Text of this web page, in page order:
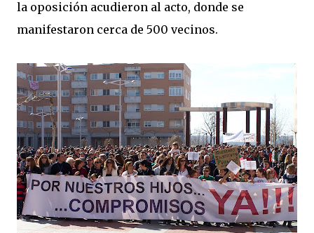
la oposición acudieron al acto, donde se
manifestaron cerca de 500 vecinos.